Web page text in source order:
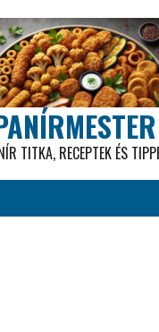
TITKA, RECEPTEK ÉS